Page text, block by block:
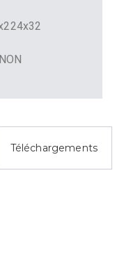
NON
Téléchargements